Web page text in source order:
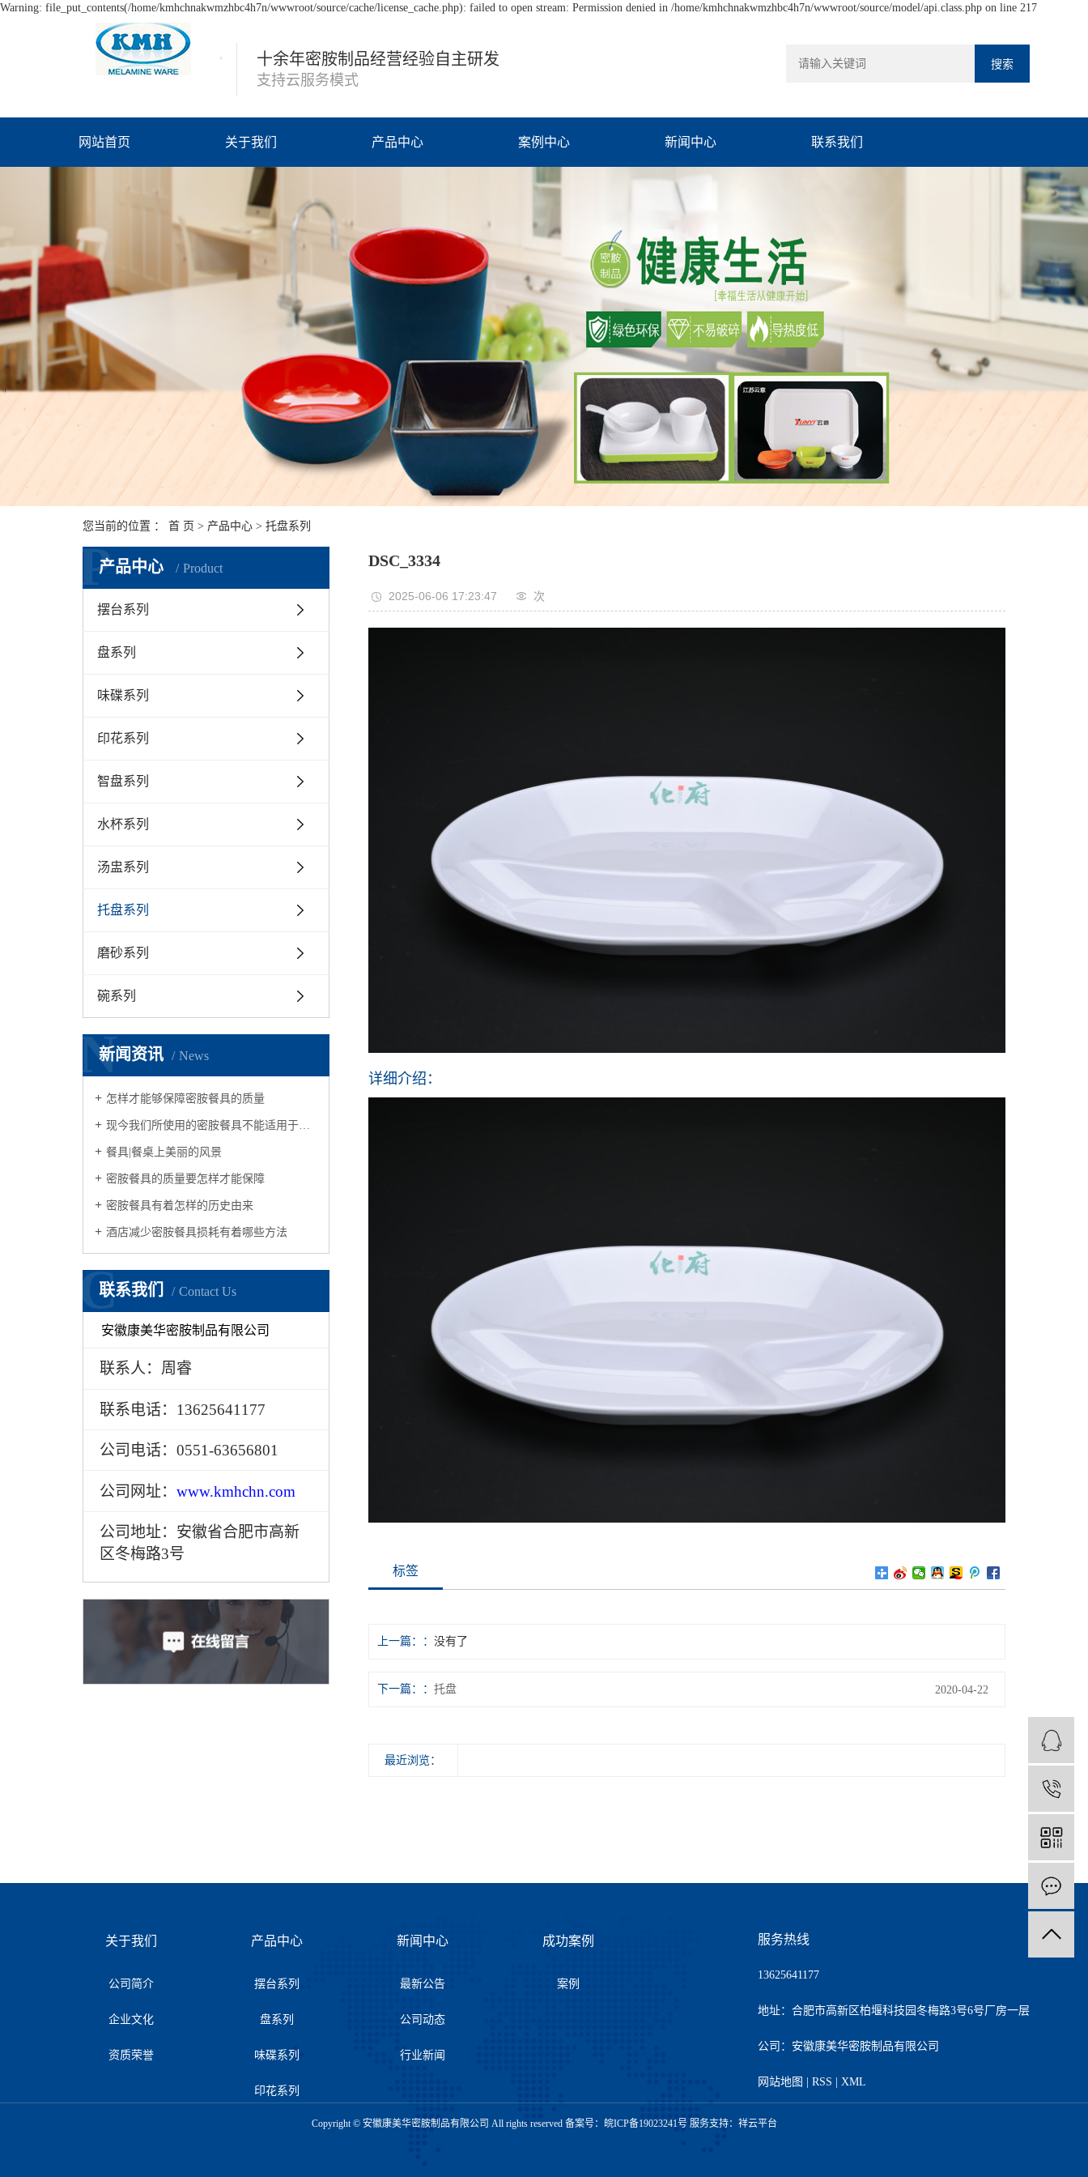
Warning: file_put_contents(/home/kmhchnakwmzhbc4h7n/wwwroot/source/cache/license_cache.php): failed to open stream: Permission denied in /home/kmhchnakwmzhbc4h7n/wwwroot/source/model/api.class.php on line 217
十余年密胺制品经营经验自主研发
支持云服务模式
网站首页 关于我们 产品中心 案例中心 新闻中心 联系我们
您当前的位置 ： 首 页 > 产品中心 > 托盘系列
产品中心 Product
P
摆台系列
盘系列
味碟系列
印花系列
智盘系列
水杯系列
汤盅系列
托盘系列
磨砂系列
碗系列
新闻资讯 News
N
怎样才能够保障密胺餐具的质量
现今我们所使用的密胺餐具不能适用于微波炉
餐具|餐桌上美丽的风景
密胺餐具的质量要怎样才能保障
密胺餐具有着怎样的历史由来
酒店减少密胺餐具损耗有着哪些方法
联系我们 Contact Us
C
安徽康美华密胺制品有限公司
联系人：周睿
联系电话：13625641177
公司电话：0551-63656801
公司网址： www.kmhchn.com
公司地址：安徽省合肥市高新
区冬梅路3号
DSC_3334
2025-06-06 17:23:47 次
详细介绍：
标签
上一篇： 没有了
下一篇： 托盘 2020-04-22
最近浏览：
关于我们
公司简介
企业文化
资质荣誉
产品中心
摆台系列
盘系列
味碟系列
印花系列
新闻中心
最新公告
公司动态
行业新闻
成功案例
案例
服务热线
13625641177
地址：合肥市高新区柏堰科技园冬梅路3号6号厂房一层
公司：安徽康美华密胺制品有限公司
网站地图 RSS XML
Copyright © 安徽康美华密胺制品有限公司 All rights reserved 备案号： 皖ICP备19023241号 服务支持： 祥云平台